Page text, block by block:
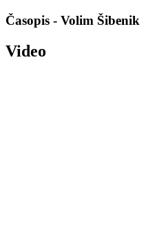
Časopis - Volim Šibenik
Video